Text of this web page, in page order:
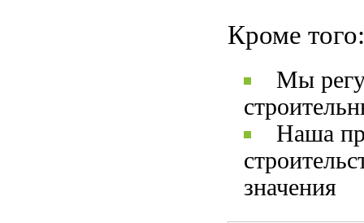
Кроме того:
Мы
Наша
значения